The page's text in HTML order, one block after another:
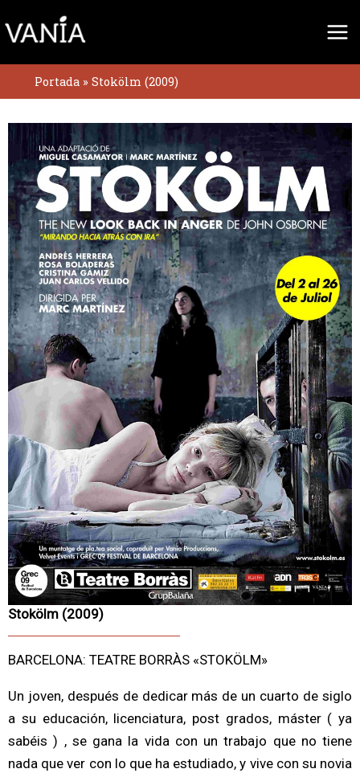
al
Portada » Stokölm (2009)
Stokölm (2009)
BARCELONA: TEATRE BORRÀS «STOKÖLM»
Un joven, después de dedicar más de un cuarto de siglo
a su educación, licenciatura, post grados, máster ( ya
sabéis ) , se gana la vida con un trabajo que no tiene
nada que ver con lo que ha estudiado, y vive con su novia